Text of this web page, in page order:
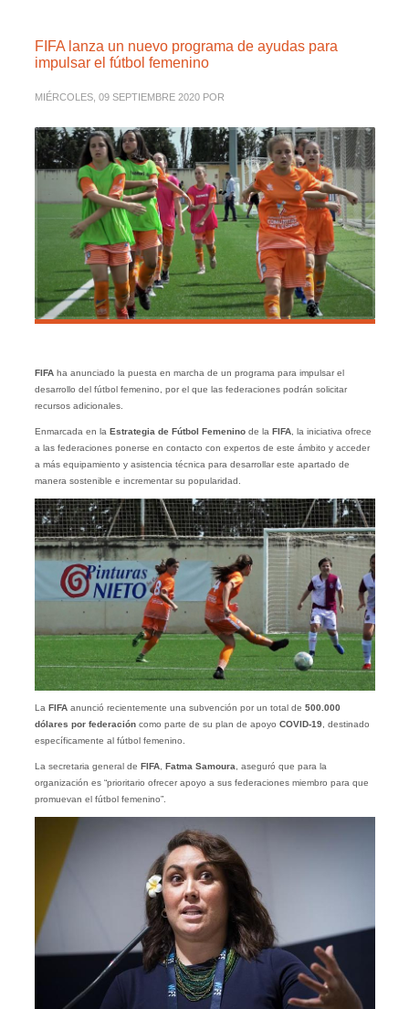
FIFA lanza un nuevo programa de ayudas para
impulsar el fútbol femenino
MIÉRCOLES, 09 SEPTIEMBRE 2020 POR
FIFAha anunciado la puesta en marcha de un programa para impulsar el
desarrollo del fútbol femenino, por el que las federaciones podrán solicitar
recursos adicionales.
Enmarcada en la Estrategia de Fútbol Femeninode la FIFA, la iniciativa ofrece
a las federaciones ponerse en contacto con expertos de este ámbito y acceder
a más equipamiento y asistencia técnica para desarrollar este apartado de
manera sostenible e incrementar su popularidad.
La FIFAanunció recientemente una subvención por un total de 500.000
dólares por federacióncomo parte de su plan de apoyo COVID-19, destinado
específicamente al fútbol femenino.
La secretaria general de FIFA, Fatma Samoura , aseguró que para la
organización es “prioritario ofrecer apoyo a sus federaciones miembro para que
promuevan el fútbol femenino”.